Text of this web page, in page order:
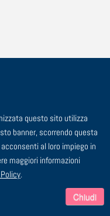
- 20125 Milano
43 44 24 - EMAIL:
questo sito utilizza
banner, scorrendo questa
al loro impiego in
maggiori informazioni
.
Chiudi